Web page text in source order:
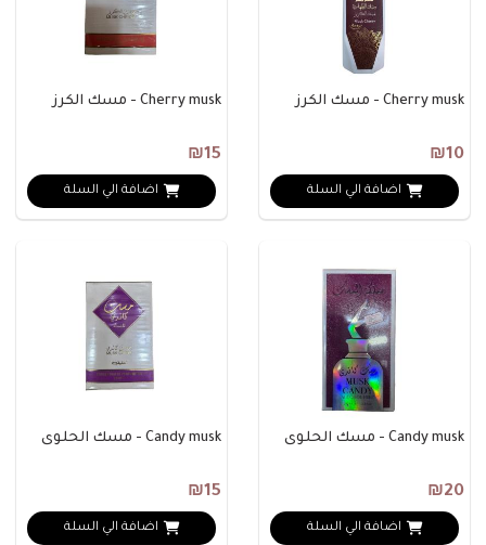
Cherry musk - مسك الكرز
₪10
اضافة الي السلة
Cherry musk - مسك الكرز
₪15
اضافة الي السلة
Candy musk - مسك الحلوى
₪20
اضافة الي السلة
Candy musk - مسك الحلوى
₪15
اضافة الي السلة